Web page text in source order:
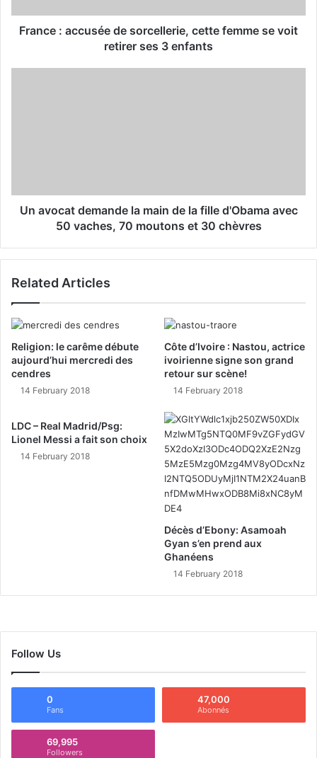
France : accusée de sorcellerie, cette femme se voit
retirer ses 3 enfants
Un avocat demande la main de la fille d'Obama avec
50 vaches, 70 moutons et 30 chèvres
Related Articles
Religion: le carême débute
aujourd’hui mercredi des
cendres
14 February 2018
Côte d’Ivoire : Nastou, actrice
ivoirienne signe son grand
retour sur scène!
14 February 2018
LDC – Real Madrid/Psg:
Lionel Messi a fait son choix
14 February 2018
Décès d’Ebony: Asamoah
Gyan s’en prend aux
Ghanéens
14 February 2018
Follow Us
0
Fans
47,000
Abonnés
69,995
Followers